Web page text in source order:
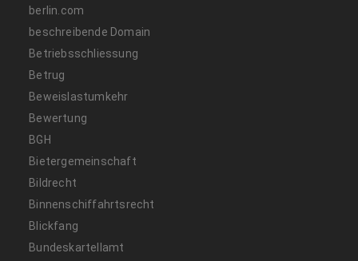
berlin.com
beschreibende Domain
Betriebsschliessung
Betrug
Beweislastumkehr
Bewertung
BGH
Bietergemeinschaft
Bildrecht
Binnenschiffahrtsrecht
Blickfang
Bundeskartellamt